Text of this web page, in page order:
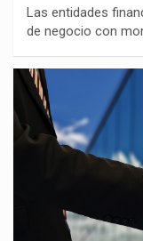
Las entidades
de negocio con